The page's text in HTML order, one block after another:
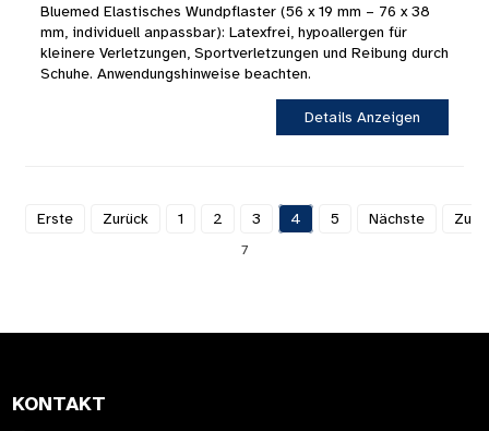
Bluemed ​​Elastisches Wundpflaster (56 x 19 mm – 76 x 38
mm, individuell anpassbar): Latexfrei, hypoallergen für
kleinere Verletzungen, Sportverletzungen und Reibung durch
Schuhe. Anwendungshinweise beachten.
Details Anzeigen
Erste Zurück 1 2 3 4 5 Nächste
7
KONTAKT